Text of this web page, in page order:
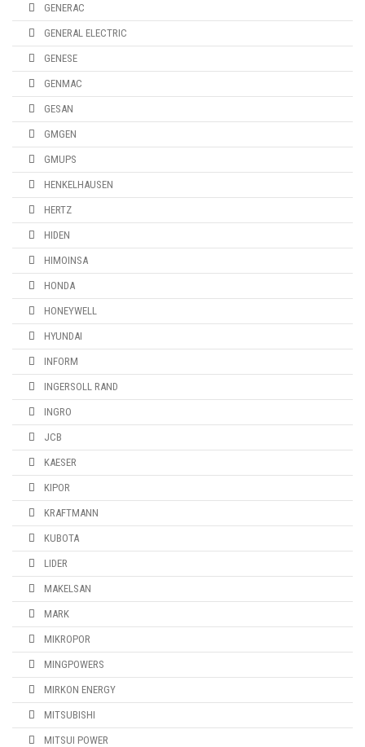
GENERAC
GENERAL ELECTRIC
GENESE
GENMAC
GESAN
GMGEN
GMUPS
HENKELHAUSEN
HERTZ
HIDEN
HIMOINSA
HONDA
HONEYWELL
HYUNDAI
INFORM
INGERSOLL RAND
INGRO
JCB
KAESER
KIPOR
KRAFTMANN
KUBOTA
LIDER
MAKELSAN
MARK
MIKROPOR
MINGPOWERS
MIRKON ENERGY
MITSUBISHI
MITSUI POWER